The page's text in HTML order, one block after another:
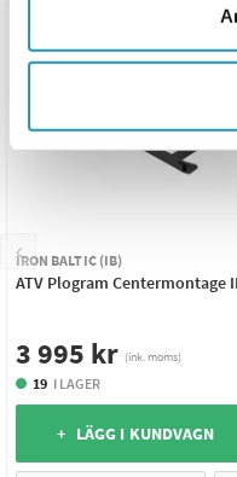
IRON BALTIC (IB)
ATV Plogram Centermontage
3 995 kr (ink. moms)
19 I LAGER
+ LÄGG I KUNDVAGN